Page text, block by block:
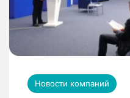
Новости компаний